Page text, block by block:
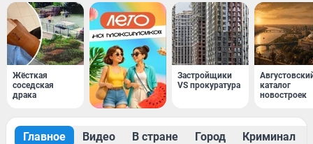
Жёсткая
соседская
драка
Застройщики
VS прокуратура
каталог
новостроек
Главное Видео В стране Город Криминал